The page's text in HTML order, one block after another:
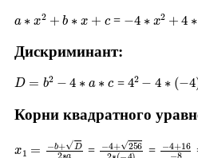
2 b ∗ = 4∗ 2+ 4 ∗
Дискриминант:
D= 2− a = 42 ∗ − )∗
Корни квадратного
+ D2∗ = 4 + 256 − 4 )
= 4 + 16